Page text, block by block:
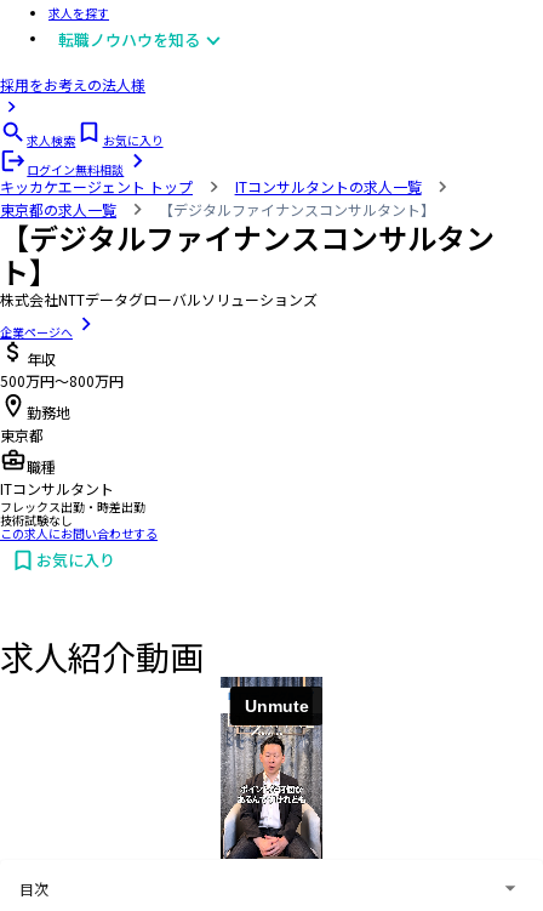
求人を探す
転職ノウハウを知る
採用をお考えの法人様
求人検索
お気に入り
ログイン無料相談
キッカケエージェント トップ
ITコンサルタントの求人一覧
東京都の求人一覧
【デジタルファイナンスコンサルタント】
【デジタルファイナンスコンサルタン
ト】
株式会社NTTデータグローバルソリューションズ
企業ページへ
年収
500万円〜800万円
勤務地
東京都
職種
ITコンサルタント
フレックス出勤・時差出勤
技術試験なし
この求人にお問い合わせする
お気に入り
お問い合わせする
求人紹介動画
目次